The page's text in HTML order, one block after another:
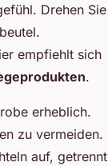
Drehen Sie
empfiehlt sich
.
erheblich.
zu vermeiden.
auf, getrennt